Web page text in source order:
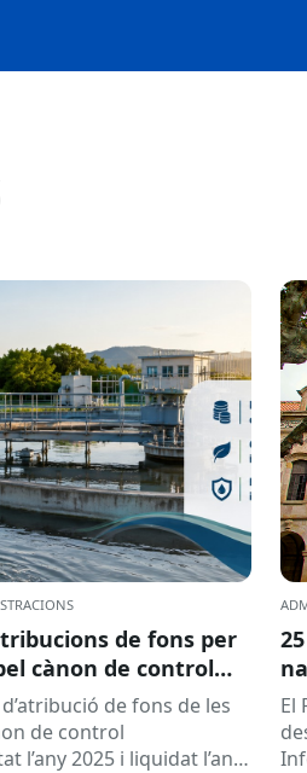
de fons per
cànon de control
l’any 2025 i
de fons de les
de control
l’any 2025 i liquidat l’any
El